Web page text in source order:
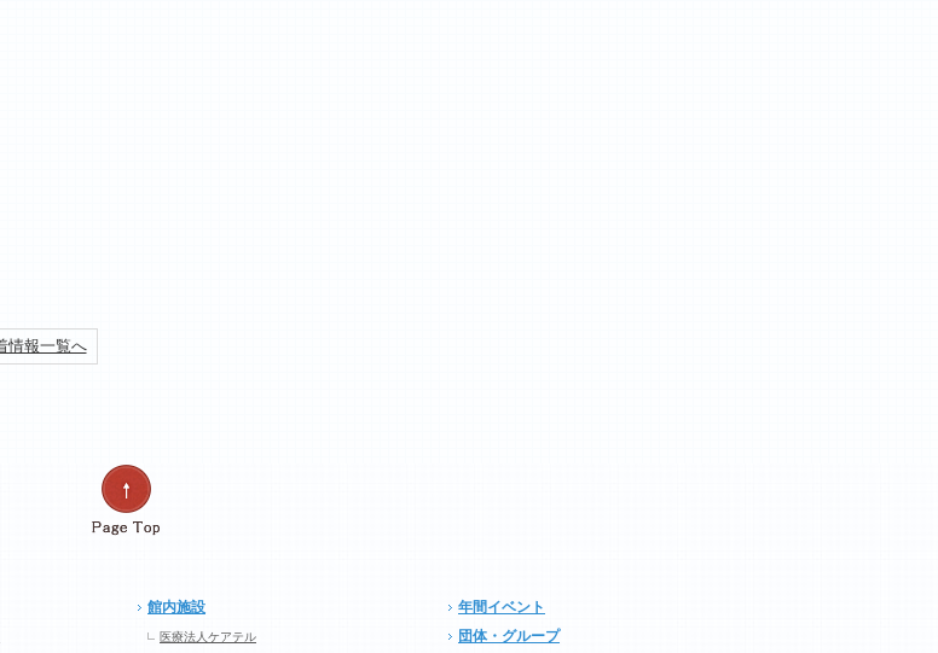
情報一覧へ
館内施設
医療法人ケアテル
年間イベント
団体・グループ